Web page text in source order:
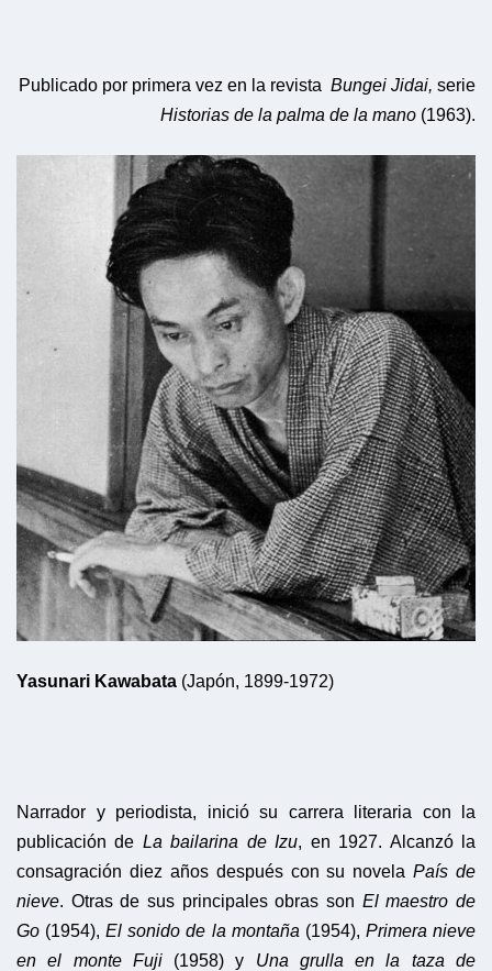
Publicado por primera vez en la revista Bungei Jidai, serie
Historias de la palma de la mano (1963).
Yasunari Kawabata (Japón, 1899-1972)
Narrador y periodista, inició su carrera literaria con la
publicación de La bailarina de Izu, en 1927. Alcanzó la
consagración diez años después con su novelaPaís de
nieve. Otras de sus principales obras son El maestro de
Go (1954),El sonido de la montaña (1954), Primera nieve
en el monte Fuji(1958) y Una grulla en la taza de